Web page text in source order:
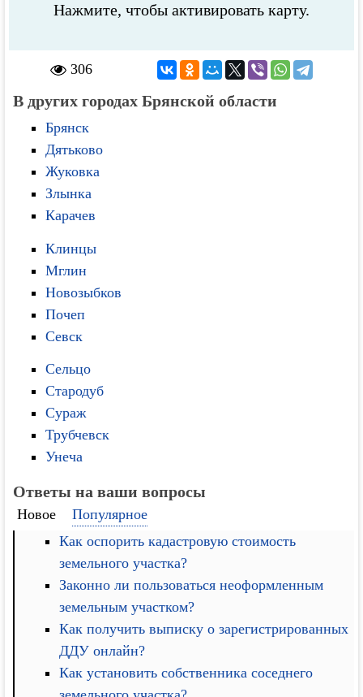
Нажмите, чтобы активировать карту.
306
В других городах Брянской области
Брянск
Дятьково
Жуковка
Злынка
Карачев
Клинцы
Мглин
Новозыбков
Почеп
Севск
Сельцо
Стародуб
Сураж
Трубчевск
Унеча
Ответы на ваши вопросы
Новое
Популярное
Как оспорить кадастровую стоимость
земельного участка?
Законно ли пользоваться неоформленным
земельным участком?
Как получить выписку о зарегистрированных
ДДУ онлайн?
Как установить собственника соседнего